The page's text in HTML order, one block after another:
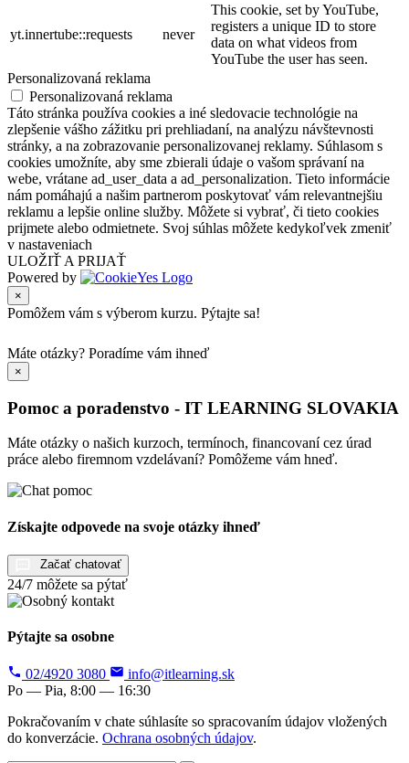
yt.innertube::requests never
This cookie, set by YouTube,
registers a unique ID to store
data on what videos from
YouTube the user has seen.
Personalizovaná reklama
Personalizovaná reklama
Táto stránka používa cookies a iné sledovacie technológie na
zlepšenie vášho zážitku pri prehliadaní, na analýzu návštevnosti
stránky, a na zobrazovanie personalizovanej reklamy. Súhlasom s
cookies umožníte, aby sme zbierali údaje o vašom správaní na
webe, vrátane ad_user_data a ad_personalization. Tieto informácie
nám pomáhajú a našim partnerom poskytovať vám relevantnejšiu
reklamu a lepšie online služby. Môžete si vybrať, či tieto cookies
prijmete alebo odmietnete. Svoj súhlas môžete kedykoľvek zmeniť
v nastaveniach
ULOŽIŤ A PRIJAŤ
Powered by
×
Pomôžem vám s výberom kurzu. Pýtajte sa!
Máte otázky? Poradíme vám ihneď
×
Pomoc a poradenstvo - IT LEARNING SLOVAKIA
Máte otázky o našich kurzoch, termínoch, financovaní cez úrad
práce alebo firemnom vzdelávaní? Pomôžeme vám hneď.
Získajte odpovede na svoje otázky ihneď
Začať chatovať
24/7 môžete sa pýtať
Pýtajte sa osobne
02/4920 3080
info@itlearning.sk
Po — Pia, 8:00 — 16:30
Pokračovaním v chate súhlasíte so spracovaním údajov vložených
do konverzácie. Ochrana osobných údajov.